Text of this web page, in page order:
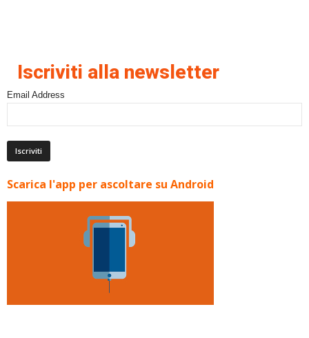
Iscriviti alla newsletter
Email Address
Scarica l'app per ascoltare su Android